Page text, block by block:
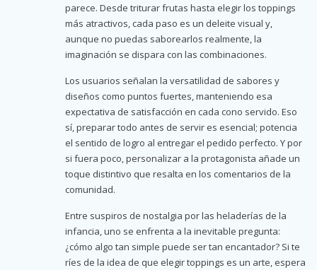
parece. Desde triturar frutas hasta elegir los toppings
más atractivos, cada paso es un deleite visual y,
aunque no puedas saborearlos realmente, la
imaginación se dispara con las combinaciones.
Los usuarios señalan la versatilidad de sabores y
diseños como puntos fuertes, manteniendo esa
expectativa de satisfacción en cada cono servido. Eso
sí, preparar todo antes de servir es esencial; potencia
el sentido de logro al entregar el pedido perfecto. Y por
si fuera poco, personalizar a la protagonista añade un
toque distintivo que resalta en los comentarios de la
comunidad.
Entre suspiros de nostalgia por las heladerías de la
infancia, uno se enfrenta a la inevitable pregunta:
¿cómo algo tan simple puede ser tan encantador? Si te
ríes de la idea de que elegir toppings es un arte, espera